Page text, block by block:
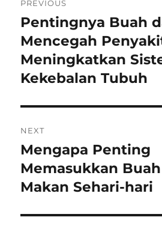
navigation
PREVIOUS
Previous
post:
Pentingnya Buah
Mencegah
Meningkatkan
Kekebalan Tubuh
NEXT
Next
post:
Mengapa Penting
Memasukkan
Makan Sehari-hari